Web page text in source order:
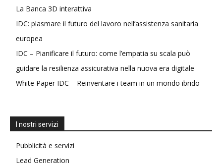
La Banca 3D interattiva
IDC: plasmare il futuro del lavoro nell’assistenza sanitaria
europea
IDC – Pianificare il futuro: come l’empatia su scala può
guidare la resilienza assicurativa nella nuova era digitale
White Paper IDC – Reinventare i team in un mondo ibrido
I nostri servizi
Pubblicità e servizi
Lead Generation